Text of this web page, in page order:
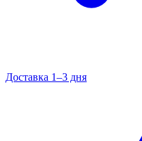
Доставка 1–3 дня